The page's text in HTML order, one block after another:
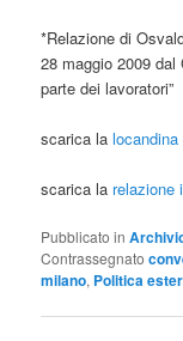
*Relazione di
28 maggio 2009 dal
parte dei lavoratori”
scarica la
scarica la relazione
Pubblicato in
Contrassegnato
milano, Politica